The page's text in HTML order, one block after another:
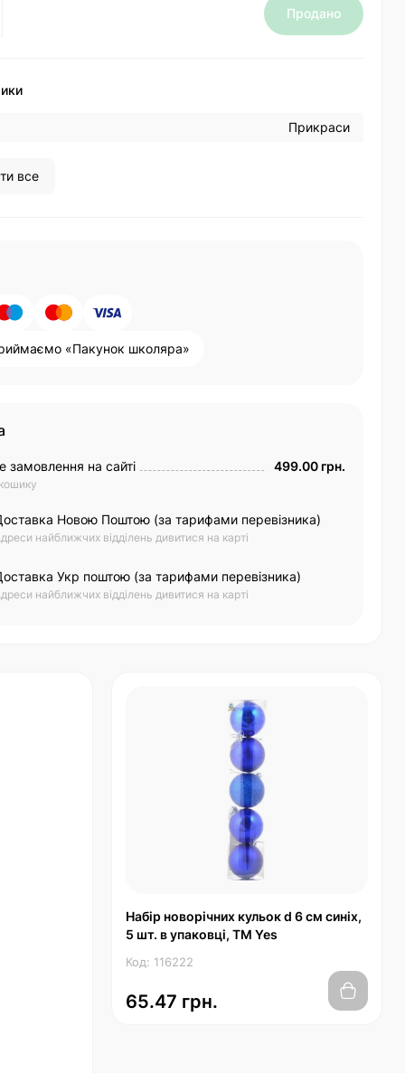
Продано
Прикраси
все
«Пакунок школяра»
замовлення на сайті 499.00 грн.
Новою Поштою (за тарифами перевізника)
найближчих відділень дивитися на карті
Укр поштою (за тарифами перевізника)
найближчих відділень дивитися на карті
Набір новорічних кульок d 6 cм синіх,
5 шт. в упаковці, ТМ Yes
Код: 116222
65.47 грн.